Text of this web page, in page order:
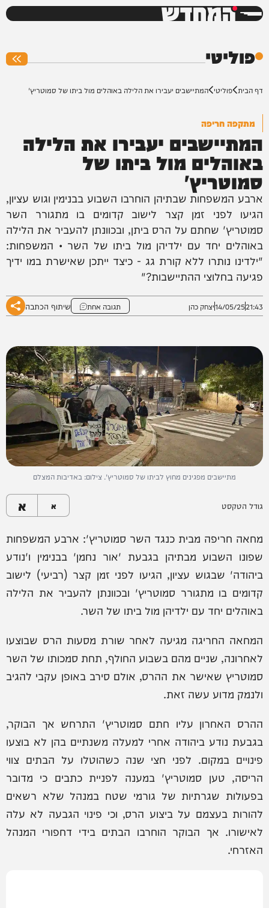
המחדש
פוליטי
דף הבית פוליטי המתיישבים יעבירו את הלילה באוהלים מול ביתו של סמוטריץ'
מתקפה חריפה
המתיישבים יעבירו את הלילה
באוהלים מול ביתו של
סמוטריץ'
ארבע המשפחות שבתיהן הוחרבו השבוע בבנימין וגוש עציון,
הגיעו לפני זמן קצר לישוב קדומים בו מתגורר השר
סמוטריץ' שחתם על הרס ביתן, ובכוונתן להעביר את הלילה
באוהלים יחד עם ילדיהן מול ביתו של השר • המשפחות:
"ילדינו נותרו ללא קורת גג - כיצד ייתכן שאישרת במו ידיך
פגיעה בחלוצי ההתיישבות?"
21:43
14/05/25יצחק כהן תגובה אחת שיתוף הכתבה
מתיישבים מפגינים מחוץ לביתו של סמוטריץ'. צילום: באדיבות המצלם
גודל הטקסט א א
מחאה חריפה מבית כנגד השר סמוטריץ': ארבע המשפחות
שפונו השבוע מבתיהן בגבעת 'אור נחמן' בבנימין ו'נודע
ביהודה' שבגוש עציון, הגיעו לפני זמן קצר (רביעי) לישוב
קדומים בו מתגורר סמוטריץ' ובכוונתן להעביר את הלילה
באוהלים יחד עם ילדיהן מול ביתו של השר.
המחאה החריגה מגיעה לאחר שורת מסעות הרס שבוצעו
לאחרונה, שניים מהם בשבוע החולף, תחת סמכותו של השר
סמוטריץ שאישר את ההרס, אולם סירב באופן עקבי להגיב
ולנמק מדוע עשה זאת.
ההרס האחרון עליו חתם סמוטריץ' התרחש אך הבוקר,
בגבעת נודע ביהודה אחרי למעלה משנתיים בהן לא בוצעו
פינויים במקום. לפני חצי שנה כשהוטלו על הבתים צווי
הריסה, טען סמוטריץ' במענה לפניית כתבים כי מדובר
בפעולות שגרתיות של גורמי שטח במנהל שלא רשאים
להורות בעצמם על ביצוע הרס, וכי פינוי הגבעה לא עלה
לאישורו. אך הבוקר הוחרבו הבתים בידי דחפורי המנהל
האזרחי.